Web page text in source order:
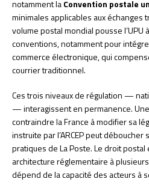
notamment laConvention postale
minimales applicables aux échanges
volume postal mondial pousse
conventions, notamment pour
commerce électronique, qui
courrier traditionnel.
Ces trois niveaux de régulation —
— interagissent en permanence.
contraindre la France à modifier sa
instruite par l’ARCEP peut
pratiques de La Poste. Le droit postal
architecture réglementaire à
dépend de la capacité des acteurs à